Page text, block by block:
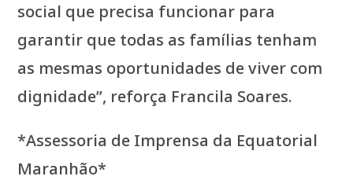
social que precisa funcionar para
garantir que todas as famílias tenham
as mesmas oportunidades de viver com
dignidade”, reforça Francila Soares.
*Assessoria de Imprensa da Equatorial
Maranhão*